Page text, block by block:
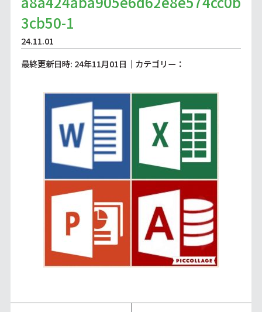
3cb50-1
24.11.01
最終更新日時: 24年11月01日｜カテゴリー：